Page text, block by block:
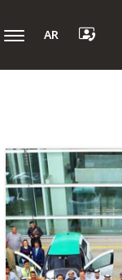
AR